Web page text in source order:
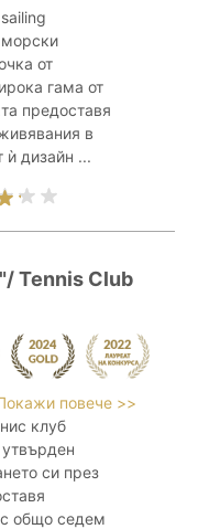
от
гама от
предоставя
в
ѝ дизайн ...
Tennis Club
повече >>
клуб
си през
общо седем